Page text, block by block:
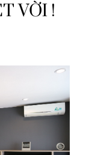
VỜI !